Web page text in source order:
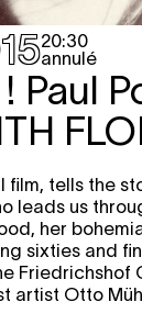
UNDER
BE
UNDER
#5
20:30
annulé
Paul
film, tells the
leads us
her
sixties and
Friedrichshof
artist Otto